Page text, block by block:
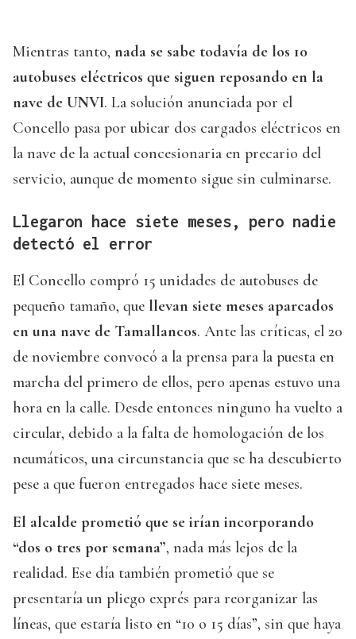
Mientras tanto, nada se sabe todavía de los 10
autobuses eléctricos que siguen reposando en la
nave de UNVI. La solución anunciada por el
Concello pasa por ubicar dos cargados eléctricos en
la nave de la actual concesionaria en precario del
servicio, aunque de momento sigue sin culminarse.
Llegaron hace siete meses, pero nadie
detectó el error
El Concello compró 15 unidades de autobuses de
pequeño tamaño, que llevan siete meses aparcados
en una nave de Tamallancos. Ante las críticas, el 20
de noviembre convocó a la prensa para la puesta en
marcha del primero de ellos, pero apenas estuvo una
hora en la calle. Desde entonces ninguno ha vuelto a
circular, debido a la falta de homologación de los
neumáticos, una circunstancia que se ha descubierto
pese a que fueron entregados hace siete meses.
El alcalde prometió que se irían incorporando
“dos o tres por semana”, nada más lejos de la
realidad. Ese día también prometió que se
presentaría un pliego exprés para reorganizar las
líneas, que estaría listo en “10 o 15 días”, sin que haya